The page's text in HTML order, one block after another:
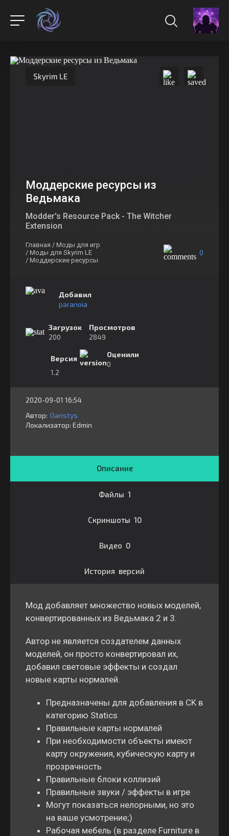
Skyrim LE
Моддерские ресурсы из
Ведьмака
Modder's Resource Pack - The Witcher
Extension
Главная / Моды для игр
/ Моды для Skyrim LE
/ Моддерские ресурсы
0
Добавил
paranoia
Загрузок
200
Просмотров
2849
Версия
1.2
Оценили
0
2020-09-01 16:54
Автор: Oaristys
Локализатор: ⁣⁣⁣Edmin
Описание
Файлы 1
Скриншоты 10
Видео 0
История версий
Мод добавляет множество новых моделей,
конвертированных из Ведьмака 2 и 3.
Автор не является создателем данных
моделей, он просто конвертировал их,
добавил световые эффекты и создал
новые карты нормалей.
Предназначены для добавления в CK в
категорию Statics
Правильные карты нормалей
При необходимости объекты имеют
карту окружения, кубическую карту и
прозрачность
Правильные блоки коллизий
Правильные звуки / эффекты в игре
Могут показаться нелорными, но это
на ваше усмотрение;)
Рабочая мебель (в разделе Furniture в